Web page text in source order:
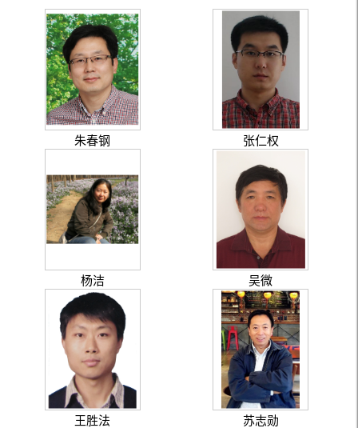
朱春钢 张仁权
杨洁 吴微
王胜法 苏志勋